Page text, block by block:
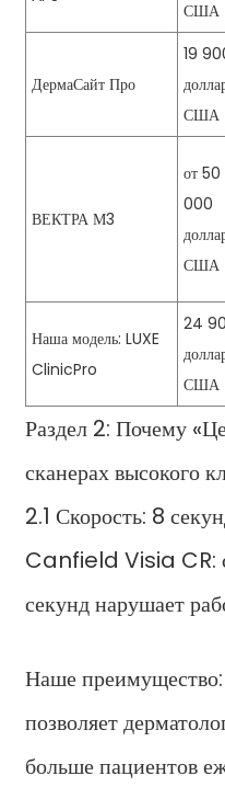
США
ДермаСайт Про
19
США
ВЕКТРА М3
от 50
000
США
Наша модель: LUXE
ClinicPro
24
США
Раздел 2: Почему
сканерах высокого
2.1 Скорость: 8
Canfield Visia CR:
секунд нарушает
Наше
позволяет
больше пациентов